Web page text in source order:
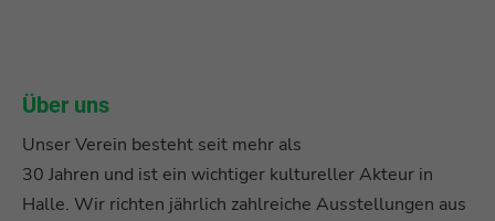
Über uns
Unser Verein besteht seit mehr als
30 Jahren und ist ein wichtiger kultureller Akteur in
Halle. Wir richten jährlich zahlreiche Ausstellungen aus